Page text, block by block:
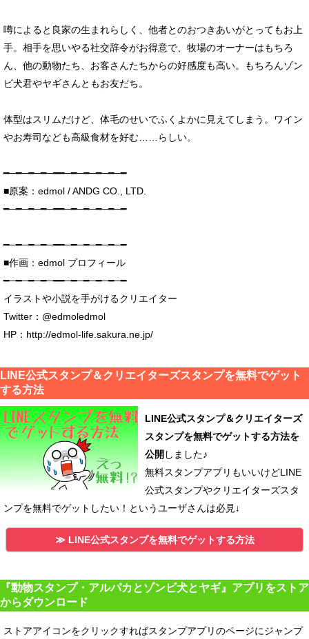
噂によると良家の生まれらしく、他者とのおつきあいがとってもお上
手。相手を思いやる社交辞令がお得意で、牧場のオーナーはもちろ
ん、他の動物たち、お客さんたちからの好感度も高い。もちろんゾン
ビ犬君やヤギさんともお友だち。
体型はスリムだけど、体毛のせいでふくよかに見えてしまう。ワイン
やお寿司なども高級食材を好む……らしい。
━─━─━─━─━━─━─━─━─━─━
■原案：edmol / ANDG CO., LTD.
━─━─━─━─━━─━─━─━─━─━
━─━─━─━─━━─━─━─━─━─━
■作画：edmol プロフィール
━─━─━─━─━━─━─━─━─━─━
イラストや小説を手がけるクリエイター
Twitter：@edmoledmol
HP：http://edmol-life.sakura.ne.jp/
LINE公式スタンプ＆クリエイターズスタンプを無料でゲット
する方法
LINE公式スタンプ＆クリエイターズ
スタンプを無料でゲットする方法を
公開 しました♪
無料スタンプアプリもいいけどLINE
公式スタンプやクリエイターズスタ
ンプを無料でゲットしたい！というユーザさんは必見↓
≫ LINE公式スタンプを無料でゲットする方法
『動物スタンプ・アルパカとゾンビ犬とヤギ』アプリをストア
からダウンロード
ストアアイコンをクリックすればスタンプアプリのページにジャンプ